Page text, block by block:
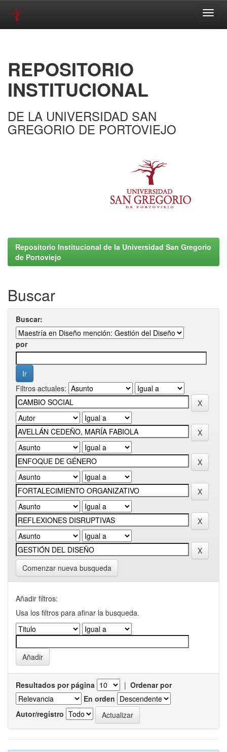
REPOSITORIO
INSTITUCIONAL
DE LA UNIVERSIDAD SAN
GREGORIO DE PORTOVIEJO
Repositorio Institucional de la Universidad San Gregorio
de Portoviejo
Buscar
Buscar:
por
Filtros actuales:
Comenzar nueva busqueda
Añadir filtros:
Usa los filtros para afinar la busqueda.
Resultados por página | Ordenar por
En orden
Autor/registro